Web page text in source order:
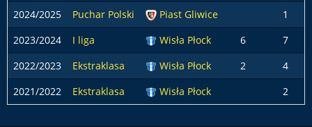
2024/2025
Puchar Polski Piast Gliwice
1
2023/2024
I liga Wisła Płock 6
7
2022/2023
Ekstraklasa Wisła Płock 2
4
2021/2022
Ekstraklasa Wisła Płock 2